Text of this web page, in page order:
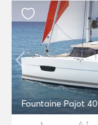
Fountaine Pajot 40